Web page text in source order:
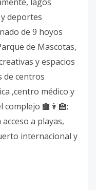
deportes
de 9 hoyos
de Mascotas,
y espacios
de centros
,centro médico y
complejo 🏫👩‍🏫;
a playas,
internacional y